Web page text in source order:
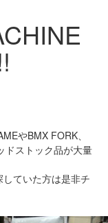
やBMX FORK、
ドストック品が大量
ていた方は是非チ